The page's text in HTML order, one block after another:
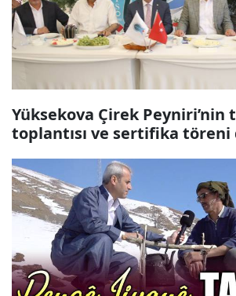
Yüksekova Çirek Peyniri’nin
toplantısı ve sertifika